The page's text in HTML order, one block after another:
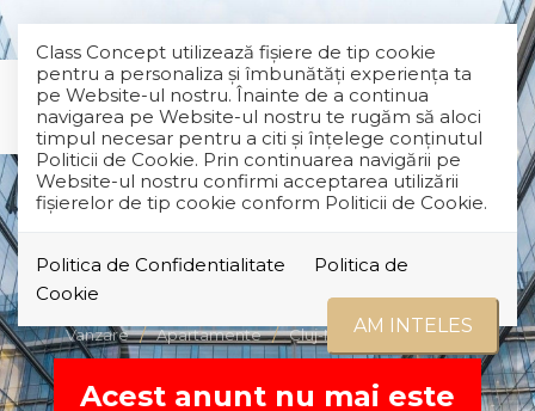
Class Concept utilizează fişiere de tip cookie
pentru a personaliza și îmbunătăți experiența ta
pe Website-ul nostru. Înainte de a continua
navigarea pe Website-ul nostru te rugăm să aloci
timpul necesar pentru a citi și înțelege conținutul
Politicii de Cookie. Prin continuarea navigării pe
Website-ul nostru confirmi acceptarea utilizării
fişierelor de tip cookie conform Politicii de Cookie.
Politica de Confidentialitate
Politica de
Cookie
AM INTELES
Vanzare Apartamente Cluj-Napoca Marasti
Acest anunt nu mai este